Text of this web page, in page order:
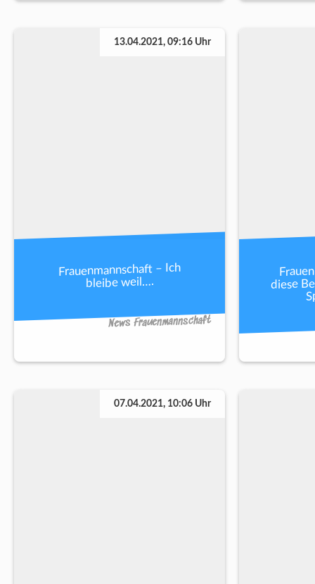
13.04.2021, 09:16 Uhr
Frauenmannschaft – Ich
bleibe weil….
News Frauenmannschaft
diese
07.04.2021, 10:06 Uhr